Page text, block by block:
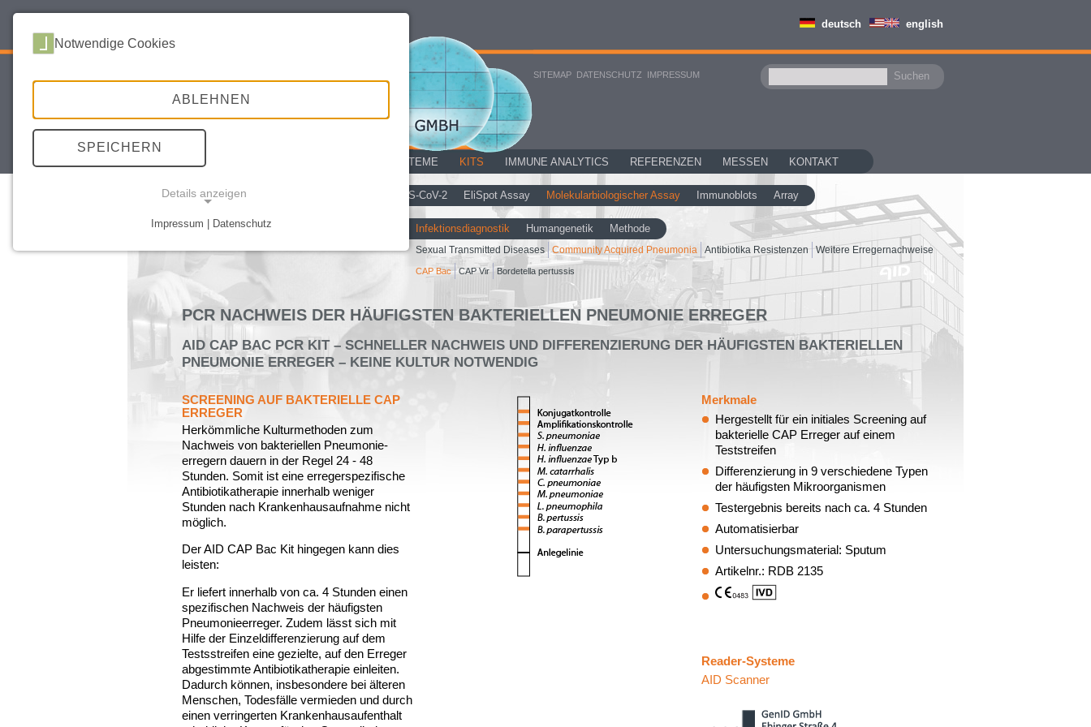
deutsch english
SITEMAP DATENSCHUTZ IMPRESSUM
START READER-SYSTEME KITS
SARS-CoV-2 EliSpot Assay Molekularbiologischer Assay
Infektionsdiagnostik
Sexual Transmitted Diseases Community Acquired Pneumonia
CAP Bac CAP Vir Bordetella pertussis
Antibiotika Resistenzen Weitere Erregernachweise
Humangenetik Methode
Immunoblots Array
IMMUNE ANALYTICS REFERENZEN MESSEN KONTAKT
PCR NACHWEIS DER HÄUFIGSTEN BAKTERIELLEN PNEUMONIE ERREGER
AID CAP BAC PCR KIT – SCHNELLER NACHWEIS UND DIFFERENZIERUNG DER HÄUFIGSTEN BAKTERIELLEN
PNEUMONIE ERREGER – KEINE KULTUR NOTWENDIG
SCREENING AUF BAKTERIELLE CAP
ERREGER
Herkömmliche Kulturmethoden zum
Nachweis von bakteriellen Pneumonie-
erregern dauern in der Regel 24 - 48
Stunden. Somit ist eine erregerspezifische
Antibiotikatherapie innerhalb weniger
Stunden nach Krankenhausaufnahme nicht
möglich.
Der AID CAP Bac Kit hingegen kann dies
leisten:
Er liefert innerhalb von ca. 4 Stunden einen
spezifischen Nachweis der häufigsten
Pneumonieerreger. Zudem lässt sich mit
Hilfe der Einzeldifferenzierung auf dem
Testsstreifen eine gezielte, auf den Erreger
abgestimmte Antibiotikatherapie einleiten.
Dadurch können, insbesondere bei älteren
Menschen, Todesfälle vermieden und durch
einen verringerten Krankenhausaufenthalt
Merkmale
Hergestellt für ein initiales Screening auf
bakterielle CAP Erreger auf einem
Teststreifen
Differenzierung in 9 verschiedene Typen
der häufigsten Mikroorganismen
Testergebnis bereits nach ca. 4 Stunden
Automatisierbar
Untersuchungsmaterial: Sputum
Artikelnr.: RDB 2135
Reader-Systeme
AID Scanner
Notwendige Cookies
ABLEHNEN
SPEICHERN
Details anzeigen
Impressum | Datenschutz